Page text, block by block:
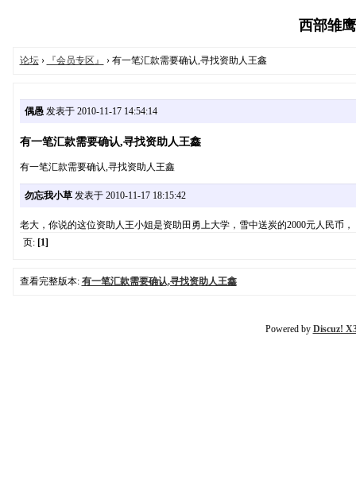
西部雏
论坛› 『会员专区』 › 有一笔汇款需要确认,寻找资助人王鑫
偶愚发表于 2010-11-17 14:54:14
有一笔汇款需要确认,寻找资助人王鑫
有一笔汇款需要确认,寻找资助人王鑫
勿忘我小草发表于 2010-11-17 18:15:42
老大，你说的这位资助人王小姐是资助田勇上大学，雪中送炭的2000元人民币
页: [1]
查看完整版本: 有一笔汇款需要确认,寻找资助人王鑫
Powered by Discuz!